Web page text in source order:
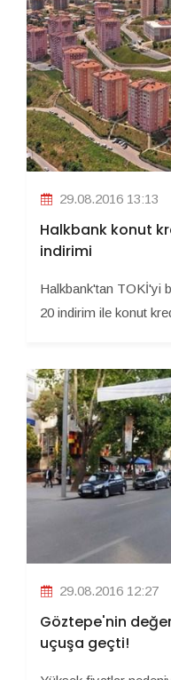
29.08.2016 13:13
Halkbank konut
indirimi
Halkbank'tan TOKİ'yi
20 indirim ile konut
29.08.2016 12:27
Göztepe'nin
uçuşa geçti!